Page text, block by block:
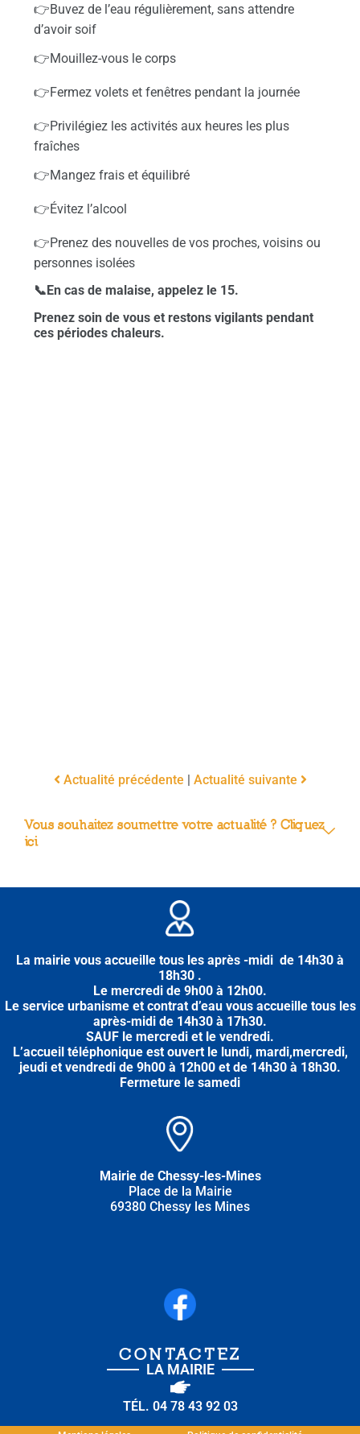
👉Buvez de l’eau régulièrement, sans attendre
d’avoir soif
👉Mouillez-vous le corps
👉Fermez volets et fenêtres pendant la journée
👉Privilégiez les activités aux heures les plus
fraîches
👉Mangez frais et équilibré
👉Évitez l’alcool
👉Prenez des nouvelles de vos proches, voisins ou
personnes isolées
📞En cas de malaise, appelez le 15.
Prenez soin de vous et restons vigilants pendant
ces périodes chaleurs.
Actualité précédente | Actualité suivante
Vous souhaitez soumettre votre actualité ? Cliquez
ici
La mairie vous accueille tous les après -midi de 14h30 à
18h30 .
Le mercredi de 9h00 à 12h00.
Le service urbanisme et contrat d’eau vous accueille tous les
après-midi de 14h30 à 17h30.
SAUF le mercredi et le vendredi.
L’accueil téléphonique est ouvert le lundi, mardi,mercredi,
jeudi et vendredi de 9h00 à 12h00 et de 14h30 à 18h30.
Fermeture le samedi
Mairie de Chessy-les-Mines
Place de la Mairie
69380 Chessy les Mines
CONTACTEZ
LA MAIRIE
TÉL. 04 78 43 92 03